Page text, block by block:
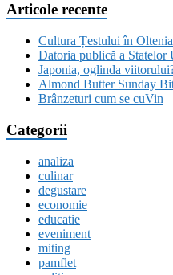
Articole recente
Cultura Țestului în Oltenia
Datoria publică a Statelor
Japonia, oglinda
Almond Butter Sunday
Brânzeturi cum se cuVin
Categorii
analiza
culinar
degustare
economie
educatie
eveniment
miting
pamflet